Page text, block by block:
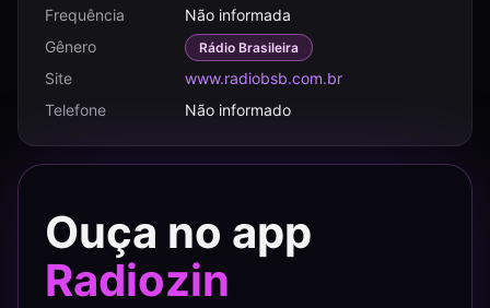
Frequência
Não informada
Gênero
Rádio Brasileira
Site
www.radiobsb.com.br
Telefone
Não informado
Ouça no app
Radiozin